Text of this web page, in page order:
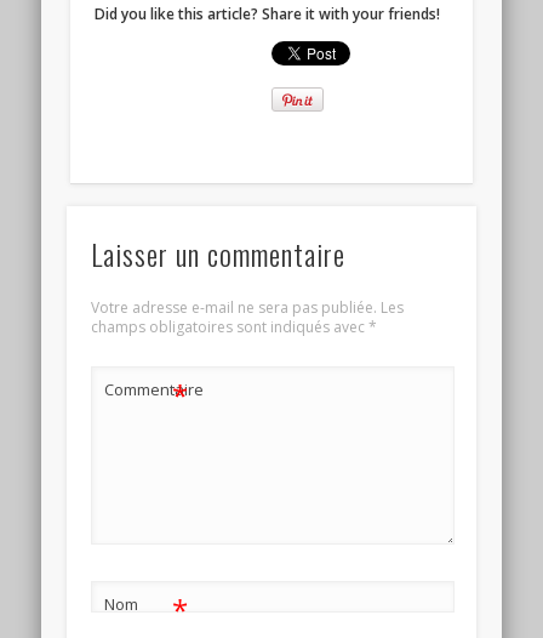
Did you like this article? Share it with your friends!
Laisser un commentaire
Votre adresse e-mail ne sera pas publiée. Les
champs obligatoires sont indiqués avec*
Commentaire
*
Nom *